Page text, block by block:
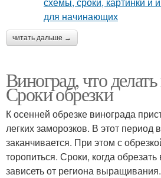
читать дальше →
Виноград, что
Сроки обрезки
К осенней обрезке винограда
легких заморозков. В этот период
заканчивается. При этом с
торопиться. Сроки, когда обрезать
зависеть от региона выращивания.